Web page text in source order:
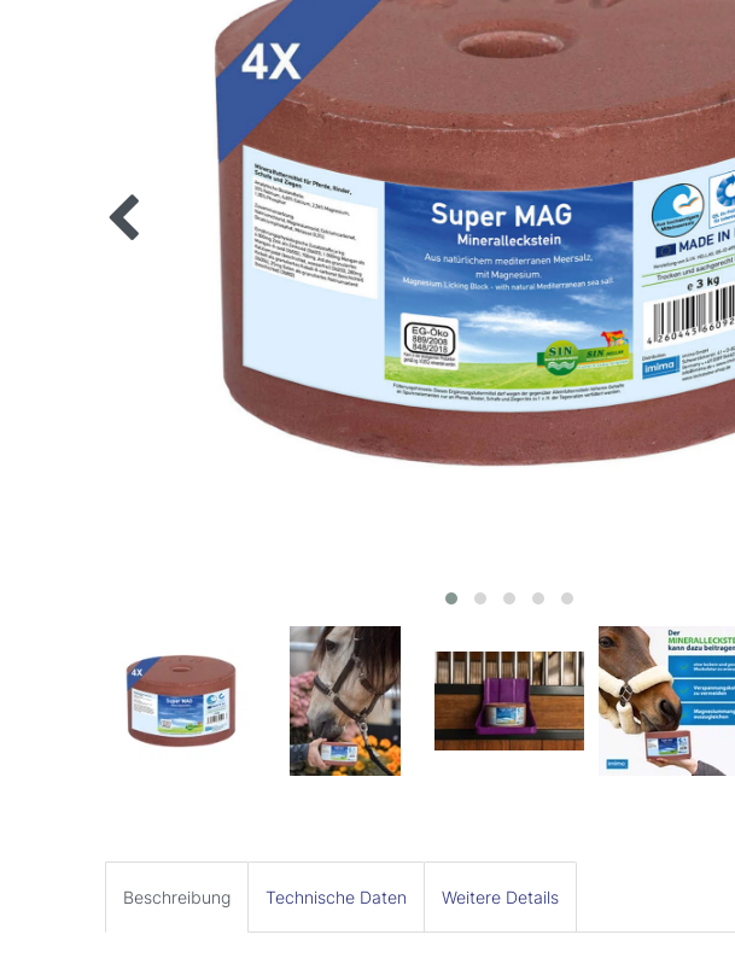
Beschreibung Technische Daten Weitere Details